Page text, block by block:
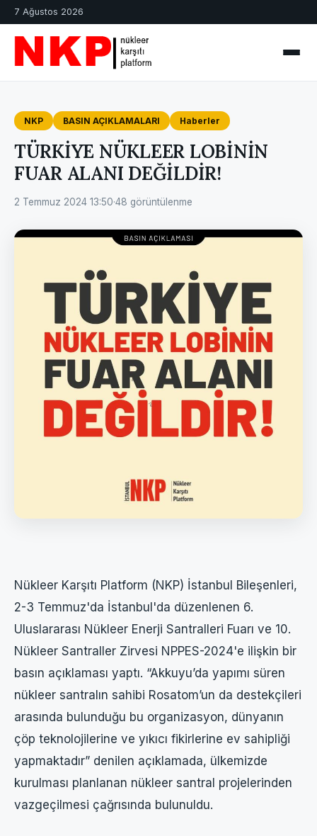
7 Ağustos 2026
NKP BASIN AÇIKLAMALARI Haberler
TÜRKİYE NÜKLEER LOBİNİN
FUAR ALANI DEĞİLDİR!
2 Temmuz 2024 13:50·48 görüntülenme
Nükleer Karşıtı Platform (NKP) İstanbul Bileşenleri,
2-3 Temmuz'da İstanbul'da düzenlenen 6.
Uluslararası Nükleer Enerji Santralleri Fuarı ve 10.
Nükleer Santraller Zirvesi NPPES-2024'e ilişkin bir
basın açıklaması yaptı. “Akkuyu’da yapımı süren
nükleer santralın sahibi Rosatom’un da destekçileri
arasında bulunduğu bu organizasyon, dünyanın
çöp teknolojilerine ve yıkıcı fikirlerine ev sahipliği
yapmaktadır” denilen açıklamada, ülkemizde
kurulması planlanan nükleer santral projelerinden
vazgeçilmesi çağrısında bulunuldu.